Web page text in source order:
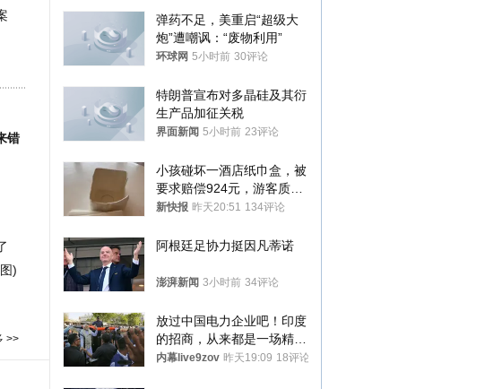
错
)
>>
弹药不足，美重启“超级大
炮”遭嘲讽：“废物利用”
环球网 5小时前 30评论
特朗普宣布对多晶硅及其衍
生产品加征关税
界面新闻 5小时前 23评论
小孩碰坏一酒店纸巾盒，被
要求赔偿924元，游客质疑
酒店房客物品超高标价，市
新快报 昨天20:51 134评论
阿根廷足协力挺因凡蒂诺
澎湃新闻 3小时前 34评论
放过中国电力企业吧！印度
的招商，从来都是一场精准
收割
内幕live9zov 昨天19:09 18评论